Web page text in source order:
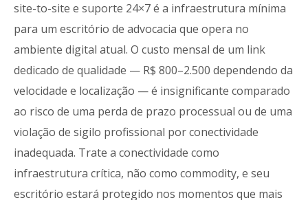
site-to-site e suporte 24×7 é a infraestrutura mínima
para um escritório de advocacia que opera no
ambiente digital atual. O custo mensal de um link
dedicado de qualidade — R$ 800–2.500 dependendo da
velocidade e localização — é insignificante comparado
ao risco de uma perda de prazo processual ou de uma
violação de sigilo profissional por conectividade
inadequada. Trate a conectividade como
infraestrutura crítica, não como commodity, e seu
escritório estará protegido nos momentos que mais